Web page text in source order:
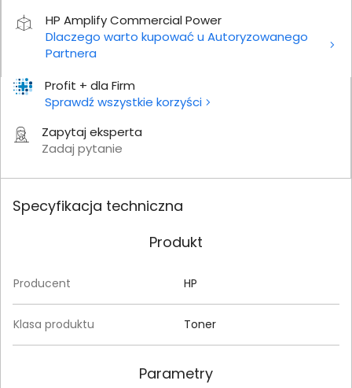
Profit + dla Firm
Sprawdź wszystkie korzyści
Zapytaj eksperta
Zadaj pytanie
HP Amplify Commercial Power
Dlaczego warto kupować u Autoryzowanego
Partnera
Specyfikacja techniczna
Produkt
Producent HP
Klasa produktu Toner
Parametry